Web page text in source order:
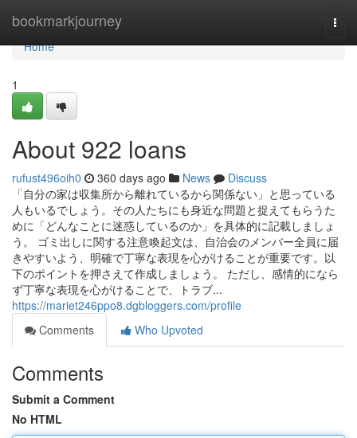
bookmarkjourney
Home
Home
1
About 922 loans
rufust496oih0 360 days ago News
Discuss
「自分の家は収集所から離れているから関係ない」と思っている
人もいるでしょう。その人たちにも身近な問題と捉えてもらうた
めに「どんなことに迷惑しているのか」を具体的に記載しましょ
う。 ゴミ出しに関する注意喚起文は、自治会のメンバー全員に届
きやすいよう、明確で丁寧な表現を心がけることが重要です。以
下のポイントを押さえて作成しましょう。 ただし、感情的になら
ず丁寧な表現を心がけることで、トラブ...
https://mariet246ppo8.dgbloggers.com/profile
Comments
Who Upvoted
Comments
Submit a Comment
No HTML